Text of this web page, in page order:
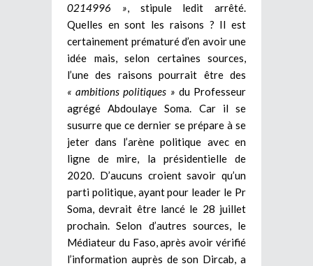
0214996 » , stipule ledit arrêté.
Quelles en sont les raisons ? Il est
certainement prématuré d’en avoir une
idée mais, selon certaines sources,
l’une des raisons pourrait être des
« ambitions politiques » du Professeur
agrégé Abdoulaye Soma. Car il se
susurre que ce dernier se prépare à se
jeter dans l’arène politique avec en
ligne de mire, la présidentielle de
2020. D’aucuns croient savoir qu’un
parti politique, ayant pour leader le Pr
Soma, devrait être lancé le 28 juillet
prochain. Selon d’autres sources, le
Médiateur du Faso, après avoir vérifié
l’information auprès de son Dircab, a